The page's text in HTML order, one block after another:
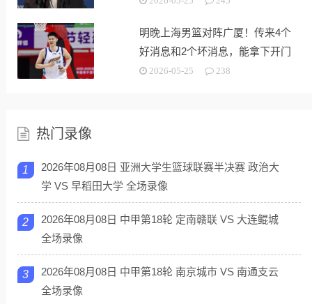
明晚上海男篮对阵广厦！传来4个
好消息和2个坏消息，能拿下开门
红2026-05-25 238
热门录像
1
2026年08月08日 亚洲大学生篮球联赛半决赛 政治大
学 VS 早稻田大学 全场录像
2
2026年08月08日 中甲第18轮 定南赣联 VS 大连鲲城
全场录像
3
2026年08月08日 中甲第18轮 南京城市 VS 南通支云
全场录像